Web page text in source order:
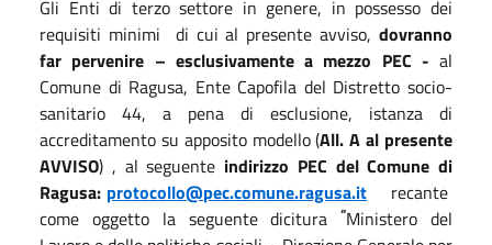
Gli Enti di terzo settore in genere, in possesso dei
requisiti minimi di cui al presente avviso, dovranno
far pervenire – esclusivamente a mezzo PEC - al
Comune di Ragusa, Ente Capofila del Distretto socio-
sanitario 44, a pena di esclusione, istanza di
accreditamento su apposito modello (All. A al presente
AVVISO) , al seguente indirizzo PEC del Comune di
Ragusa: protocollo@pec.comune.ragusa.it
recante
come oggetto la seguente dicitura“Ministero del